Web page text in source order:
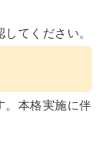
てください。
。本格実施に伴